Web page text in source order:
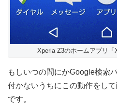
Xperia Z3のホームアプリ「
もしいつの間にかGoogle検索
付かないうちにこの動作をし
です。